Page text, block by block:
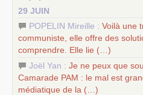
29 JUIN
POPELIN Mireille : Voilà une
communiste, elle offre des
comprendre. Elle lie (…)
Joël Yan : Je ne peux que
Camarade PAM : le mal est
médiatique de la (…)